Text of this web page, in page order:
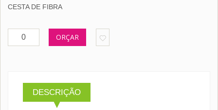
CESTA DE FIBRA
ORÇAR
DESCRIÇÃO